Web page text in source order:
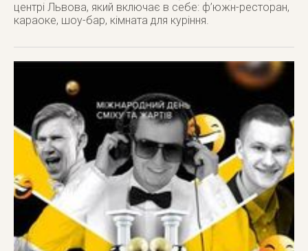
центрі Львова, який включає в себе: ф’южн-ресторан,
караоке, шоу-бар, кімната для куріння.